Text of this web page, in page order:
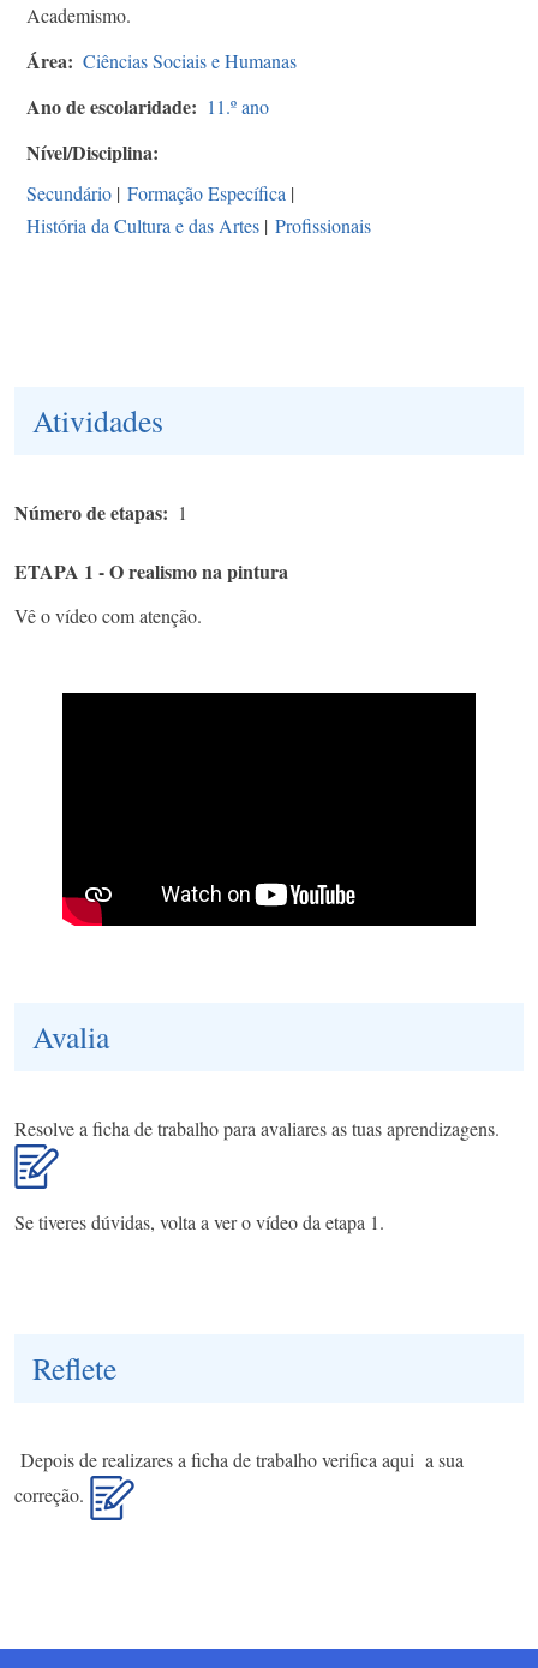
Academismo.
Área Ciências Sociais e Humanas
Ano de escolaridade 11.º ano
Nível/Disciplina
Secundário | Formação Específica |
História da Cultura e das Artes | Profissionais
Atividades
Número de etapas 1
ETAPA 1 - O realismo na pintura
Vê o vídeo com atenção.
Avalia
Resolve a ficha de trabalho para avaliares as tuas aprendizagens.
Se tiveres dúvidas, volta a ver o vídeo da etapa 1.
Reflete
Depois de realizares a ficha de trabalho verifica aqui a sua
correção.